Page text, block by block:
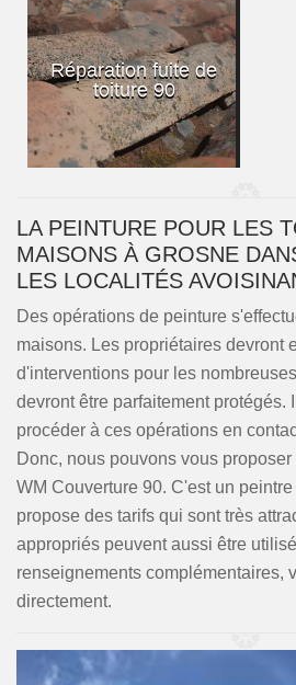
Réparation fuite de
toiture 90
LA PEINTURE POUR LES
MAISONS À GROSNE
LES LOCALITÉS
Des opérations de peinture
maisons. Les propriétaires devront
d'interventions pour les
devront être parfaitement protégés.
procéder à ces opérations en
Donc, nous pouvons vous
WM Couverture 90. C'est un
propose des tarifs qui sont très
appropriés peuvent aussi être
renseignements complémentaires,
directement.